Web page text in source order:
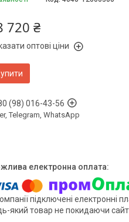
720 ₴
оптові ціни
(98) 016-43-56
Telegram, WhatsApp
підключені електронні
який товар не покидаючи